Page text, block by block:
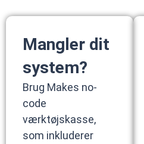
Mangler dit
system?
Brug Makes no-
code
værktøjskasse,
som inkluderer